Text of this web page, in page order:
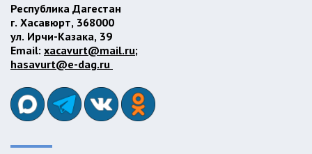
Республика Дагестан
г. Хасавюрт, 368000
ул. Ирчи-Казака, 39
Email: xacavurt@mail.ru;
hasavurt@e-dag.ru